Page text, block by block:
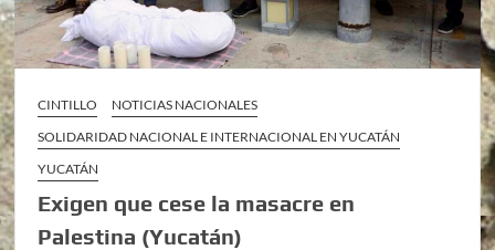
CINTILLO
NOTICIAS NACIONALES
SOLIDARIDAD NACIONAL E INTERNACIONAL EN YUCATÁN
YUCATÁN
Exigen que cese la masacre en
Palestina (Yucatán)